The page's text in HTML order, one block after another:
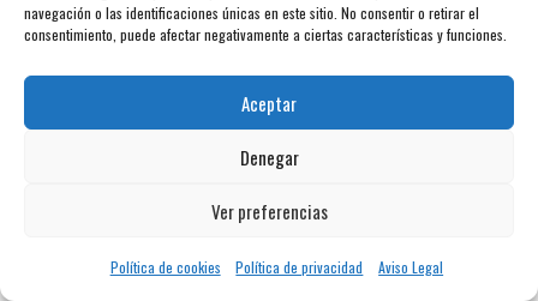
navegación o las identificaciones únicas en este sitio. No consentir o retirar el
consentimiento, puede afectar negativamente a ciertas características y funciones.
Aceptar
Denegar
Ver preferencias
Política de cookies Política de privacidad Aviso Legal